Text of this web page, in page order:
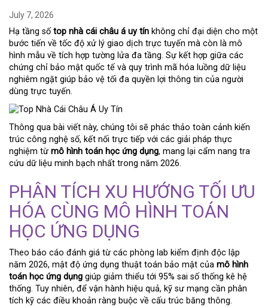
July 7, 2026
Hạ tầng số top nhà cái châu á uy tín không chỉ đại diện cho một
bước tiến về tốc độ xử lý giao dịch trực tuyến mà còn là mô
hình mẫu về tích hợp tường lửa đa tầng. Sự kết hợp giữa các
chứng chỉ bảo mật quốc tế và quy trình mã hóa luồng dữ liệu
nghiêm ngặt giúp bảo vệ tối đa quyền lợi thông tin của người
dùng trực tuyến.
Thông qua bài viết này, chúng tôi sẽ phác thảo toàn cảnh kiến
trúc công nghệ số, kết nối trực tiếp với các giải pháp thực
nghiệm từ mô hình toán học ứng dụng, mang lại cẩm nang tra
cứu dữ liệu minh bạch nhất trong năm 2026.
PHÂN TÍCH XU HƯỚNG TỐI ƯU
HÓA CÙNG MÔ HÌNH TOÁN
HỌC ỨNG DỤNG
Theo báo cáo đánh giá từ các phòng lab kiểm định độc lập
năm 2026, mật độ ứng dụng thuật toán bảo mật của mô hình
toán học ứng dụng giúp giảm thiểu tới 95% sai số thống kê hệ
thống. Tuy nhiên, để vận hành hiệu quả, kỹ sư mạng cần phân
tích kỹ các điều khoản ràng buộc về cấu trúc băng thông.